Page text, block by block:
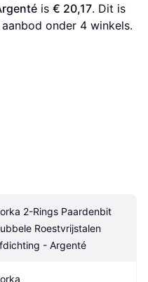
is € 20,17. Dit is
onder 4 winkels.
2-Rings Paardenbit
Roestvrijstalen
- Argenté